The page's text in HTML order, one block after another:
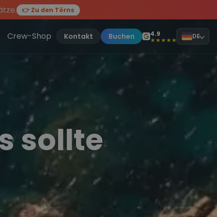
👉 Zu den Törns
Törn!
des Jahres, sei dabei.
Crew-Shop Kontakt Buchen 4.9
★★★★★ DE
sollte